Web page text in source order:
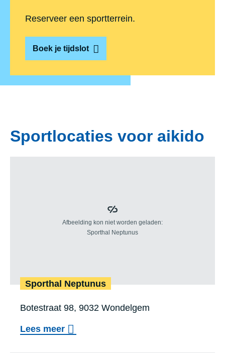
Reserveer een sportterrein.
Boek je tijdslot
Sportlocaties voor aikido
Sport­hal Nep­tu­nus
Locatie
Botestraat 98, 9032 Wondelgem
Lees meero